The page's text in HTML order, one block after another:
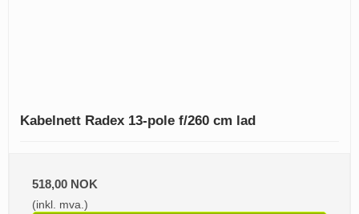
Kabelnett Radex 13-pole f/260 cm lad
518,00 NOK
(inkl. mva.)